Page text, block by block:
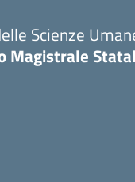
Scienze
Magistrale